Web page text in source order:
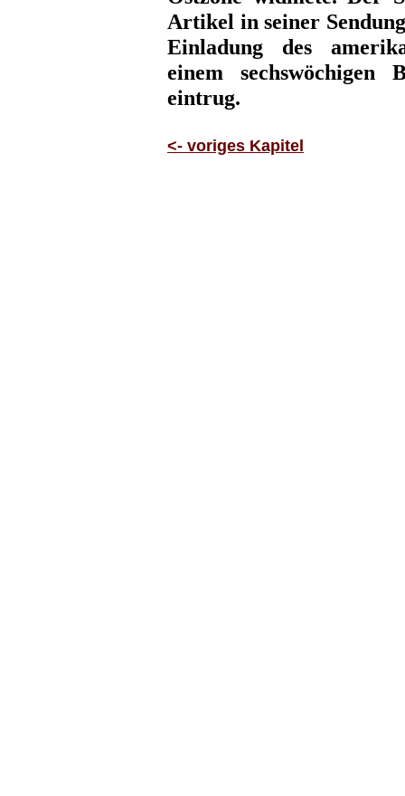
Artikel in seiner
Einladung des
einem sechswöchigen
eintrug.
<- voriges Kapitel